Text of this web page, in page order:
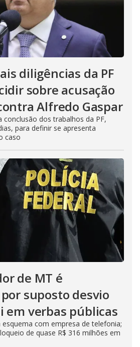
diligências da PF
sobre acusação
Alfredo Gaspar
conclusão dos trabalhos da PF,
para definir se apresenta
caso
de MT é
suposto desvio
em verbas públicas
com empresa de telefonia;
de quase R$ 316 milhões em